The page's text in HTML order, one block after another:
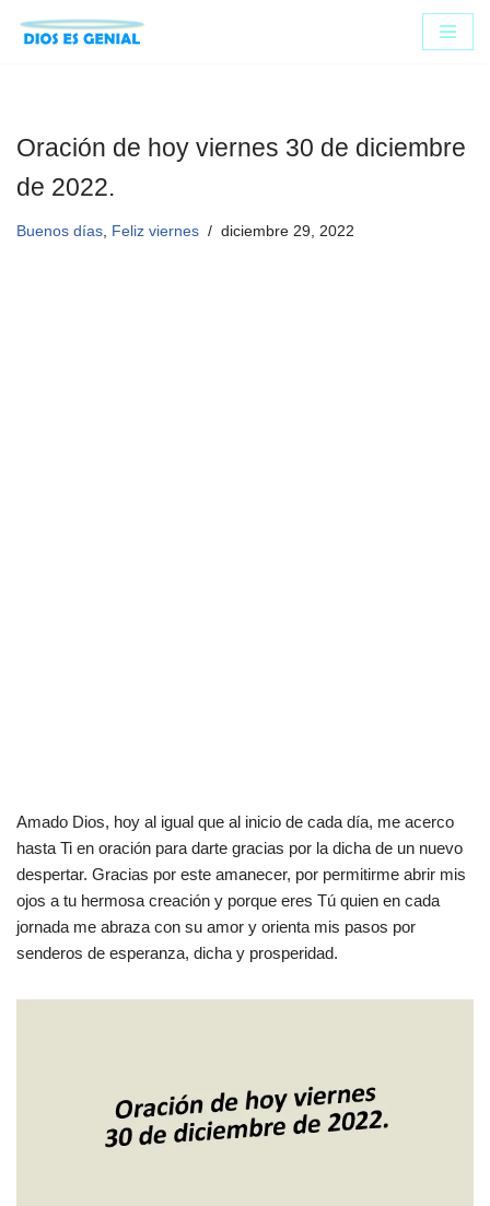
Oración de hoy viernes 30 de diciembre
de 2022.
Buenos días, Feliz viernes diciembre 29, 2022
Amado Dios, hoy al igual que al inicio de cada día, me acerco
hasta Ti en oración para darte gracias por la dicha de un nuevo
despertar. Gracias por este amanecer, por permitirme abrir mis
ojos a tu hermosa creación y porque eres Tú quien en cada
jornada me abraza con su amor y orienta mis pasos por
senderos de esperanza, dicha y prosperidad.